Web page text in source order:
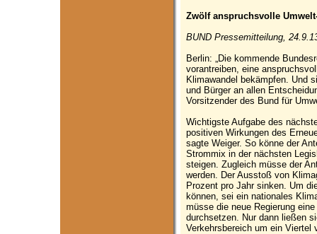
Zwölf anspruchsvolle
BUND Pressemitteilung,
Berlin: „Die kommende
vorantreiben, eine
Klimawandel bekämpfen. Und
und Bürger an allen
Vorsitzender des Bund für
Wichtigste Aufgabe des
positiven Wirkungen des
sagte Weiger. So könne der
Strommix in der nächsten
steigen. Zugleich müsse der
werden. Der Ausstoß von
Prozent pro Jahr sinken. Um
können, sei ein nationales
müsse die neue Regierung
durchsetzen. Nur dann ließen
Verkehrsbereich um ein Viertel